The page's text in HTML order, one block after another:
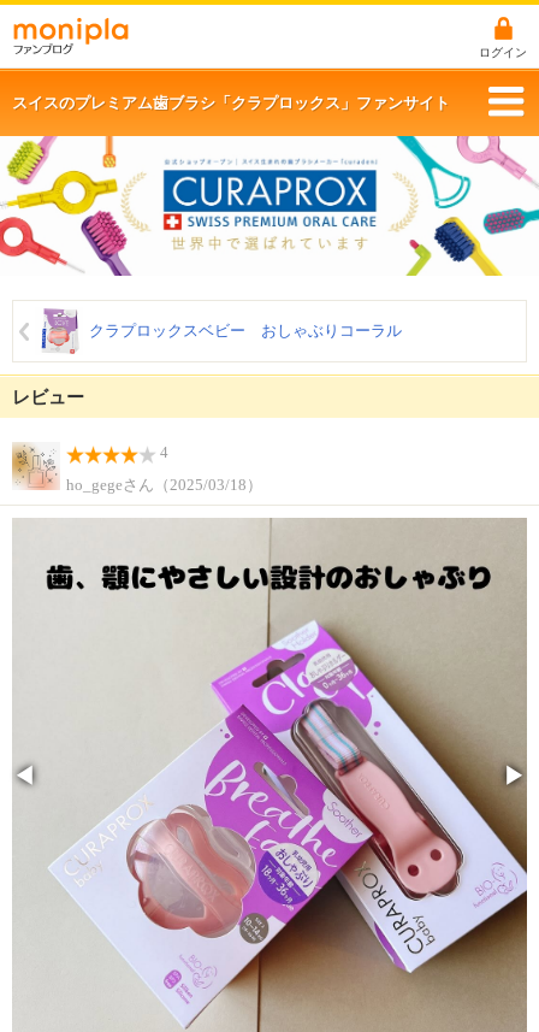
ログイン
スイスのプレミアム歯ブラシ「クラプロックス」ファンサイト
クラプロックスベビー おしゃぶりコーラル
レビュー
4
ho_gegeさん（2025/03/18）
◀ ▶